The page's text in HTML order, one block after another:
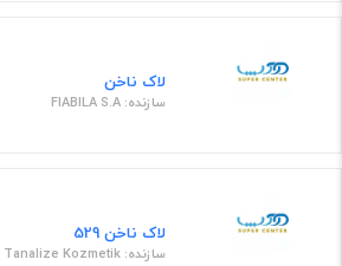
لاک ناخن
سازنده: FIABILA S.A
لاک ناخن 529
سازنده: Tanalize Kozmetik